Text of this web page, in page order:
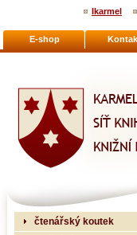
čtenářský koutek
E-shop
Ikarmel